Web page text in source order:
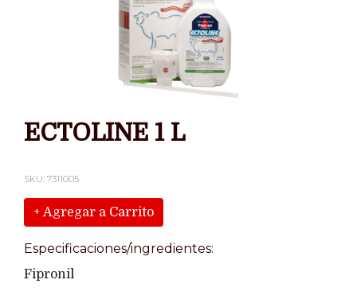
ECTOLINE 1 L
SKU: 7311005
+ Agregar a Carrito
Especificaciones/ingredientes:
Fipronil